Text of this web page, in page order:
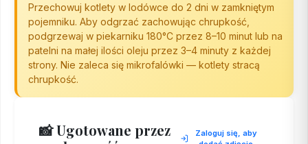
Przechowuj kotlety w lodówce do 2 dni w zamkniętym
pojemniku. Aby odgrzać zachowując chrupkość,
podgrzewaj w piekarniku 180°C przez 8–10 minut lub na
patelni na małej ilości oleju przez 3–4 minuty z każdej
strony. Nie zaleca się mikrofalówki — kotlety stracą
chrupkość.
📸 Ugotowane przez
Zaloguj się, aby